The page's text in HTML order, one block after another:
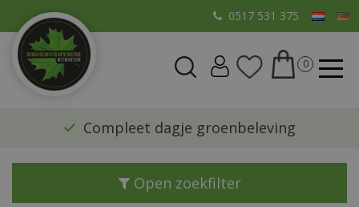
a
0517 531 375
​Compleet dagje groenbeleving
Open zoekfilter